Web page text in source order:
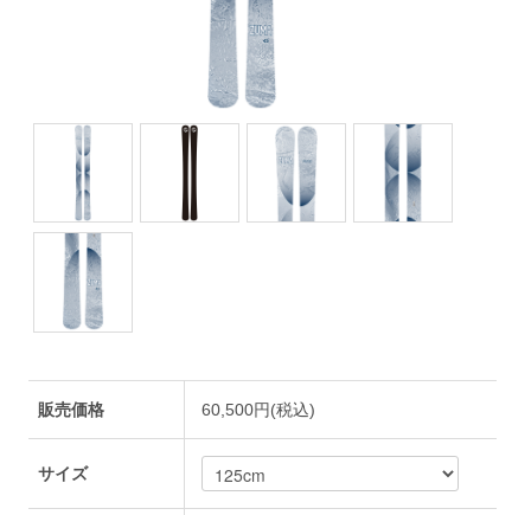
販売価格 60,500円(税込)
サイズ